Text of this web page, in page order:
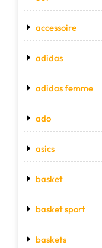
accessoire
adidas
adidas femme
ado
asics
basket
basket sport
baskets